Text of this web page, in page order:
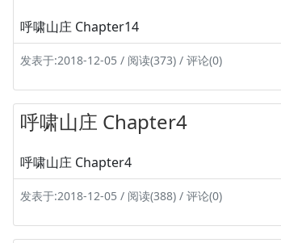
呼啸山庄 Chapter14
发表于:2018-12-05 / 阅读(373) / 评论(0)
呼啸山庄 Chapter4
呼啸山庄 Chapter4
发表于:2018-12-05 / 阅读(388) / 评论(0)